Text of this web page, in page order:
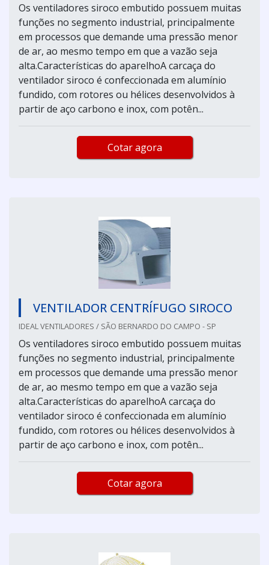
Os ventiladores siroco embutido possuem muitas
funções no segmento industrial, principalmente
em processos que demande uma pressão menor
de ar, ao mesmo tempo em que a vazão seja
alta.Características do aparelhoA carcaça do
ventilador siroco é confeccionada em alumínio
fundido, com rotores ou hélices desenvolvidos à
partir de aço carbono e inox, com potên...
Cotar agora
VENTILADOR CENTRÍFUGO SIROCO
IDEAL VENTILADORES / SÃO BERNARDO DO CAMPO - SP
Os ventiladores siroco embutido possuem muitas
funções no segmento industrial, principalmente
em processos que demande uma pressão menor
de ar, ao mesmo tempo em que a vazão seja
alta.Características do aparelhoA carcaça do
ventilador siroco é confeccionada em alumínio
fundido, com rotores ou hélices desenvolvidos à
partir de aço carbono e inox, com potên...
Cotar agora